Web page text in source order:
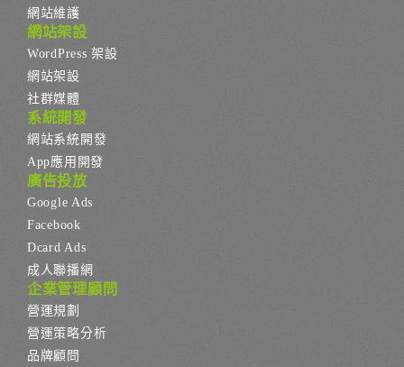
網站維護
網站架設
WordPress 架設
網站架設
社群媒體
系統開發
網站系統開發
App應用開發
廣告投放
Google Ads
Facebook
Dcard Ads
成人聯播網
企業管理顧問
營運規劃
營運策略分析
品牌顧問